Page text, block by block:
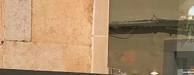
Albufeira...